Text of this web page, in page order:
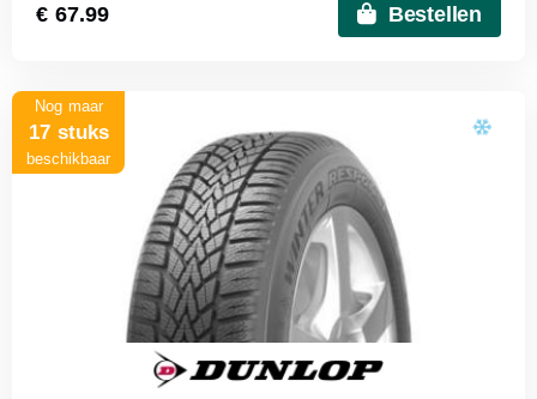
€ 67.99 Bestellen
Nog maar
17 stuks
beschikbaar